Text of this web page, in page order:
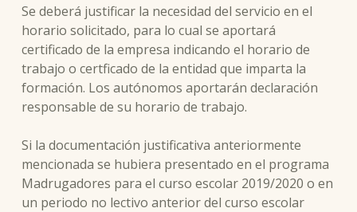
Se deberá justificar la necesidad del servicio en el
horario solicitado, para lo cual se aportará
certificado de la empresa indicando el horario de
trabajo o certficado de la entidad que imparta la
formación. Los autónomos aportarán declaración
responsable de su horario de trabajo.
Si la documentación justificativa anteriormente
mencionada se hubiera presentado en el programa
Madrugadores para el curso escolar 2019/2020 o en
un periodo no lectivo anterior del curso escolar